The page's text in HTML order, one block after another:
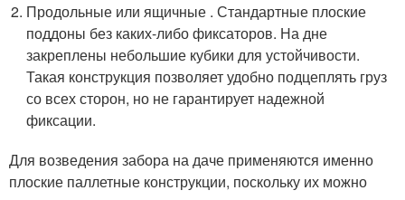
Продольные или ящичные . Стандартные плоские
поддоны без каких-либо фиксаторов. На дне
закреплены небольшие кубики для устойчивости.
Такая конструкция позволяет удобно подцеплять груз
со всех сторон, но не гарантирует надежной
фиксации.
Для возведения забора на даче применяются именно
плоские паллетные конструкции, поскольку их можно